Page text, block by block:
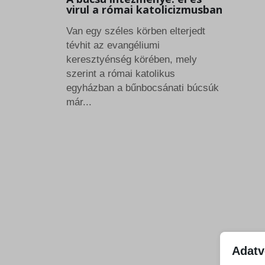
virul a római katolicizmusban
Van egy széles körben elterjedt
tévhit az evangéliumi
keresztyénség körében, mely
szerint a római katolikus
egyházban a bűnbocsánati búcsúk
már...